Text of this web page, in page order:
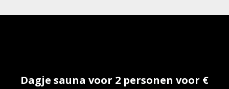
Dagje sauna voor 2 personen voor €